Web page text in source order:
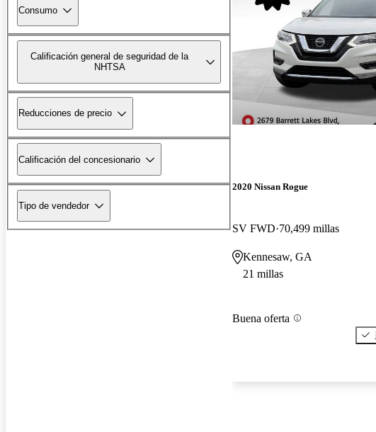
Consumo
Calificación general de seguridad de la
NHTSA
Reducciones de precio
Calificación del concesionario
Tipo de vendedor
2020 Nissan Rogue
SV FWD 70,499 millas
Kennesaw, GA
21 millas
Buena oferta